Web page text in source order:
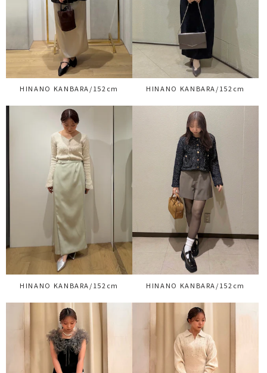
HINANO KANBARA/152cm HINANO KANBARA/152cm
HINANO KANBARA/152cm HINANO KANBARA/152cm